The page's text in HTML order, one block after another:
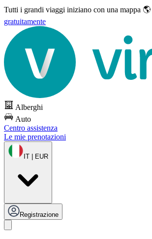
Tutti i grandi viaggi iniziano con una mappa 🌎
gratuitamente
Alberghi
Auto
Centro assistenza
Le mie prenotazioni
IT | EUR
Registrazione